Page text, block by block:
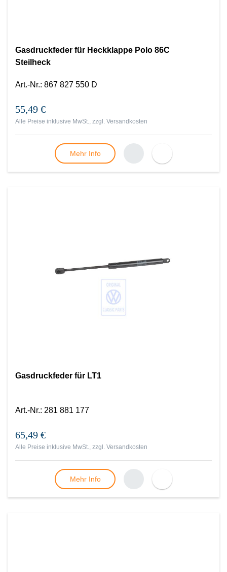
Gasdruckfeder für Heckklappe Polo 86C
Steilheck
Art.-Nr.: 867 827 550 D
55,49 €
Alle Preise inklusive MwSt., zzgl. Versandkosten
Mehr Info
Gasdruckfeder für LT1
Art.-Nr.: 281 881 177
65,49 €
Alle Preise inklusive MwSt., zzgl. Versandkosten
Mehr Info